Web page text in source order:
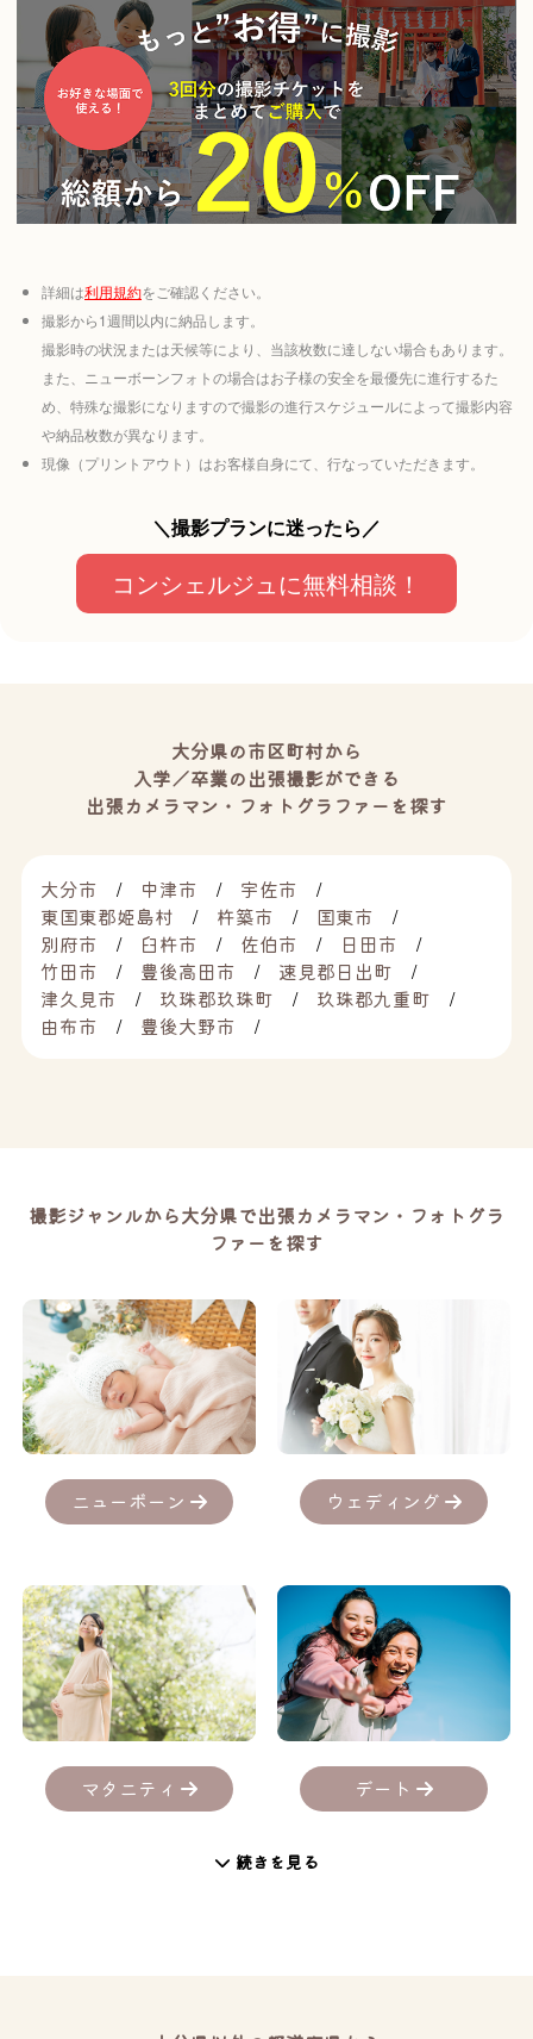
詳細は利用規約をご確認ください。
撮影から1週間以内に納品します。
撮影時の状況または天候等により、当該枚数に達しない場合もあります。
また、ニューボーンフォトの場合はお子様の安全を最優先に進行するた
め、特殊な撮影になりますので撮影の進行スケジュールによって撮影内容
や納品枚数が異なります。
現像（プリントアウト）はお客様自身にて、行なっていただきます。
＼撮影プランに迷ったら／
コンシェルジュに無料相談！
大分県の市区町村から
入学／卒業の出張撮影ができる
出張カメラマン・フォトグラファーを探す
大分市 中津市
宇佐市
東国東郡姫島村
杵築市
国東市
別府市
臼杵市 佐伯市
日田市
竹田市
豊後高田市
速見郡日出町
津久見市
玖珠郡玖珠町
玖珠郡九重町
由布市
豊後大野市
撮影ジャンルから大分県で出張カメラマン・フォトグラ
ファーを探す
ニューボーン ウェディング
マタニティ デート
続きを見る